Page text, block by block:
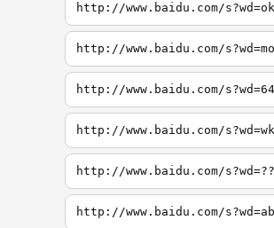
http://www.baidu.com/s?wd=ok
http://www.baidu.com/s?wd=mo
http://www.baidu.com/s?wd=64
http://www.baidu.com/s?wd=wk
http://www.baidu.com/s?wd=??
http://www.baidu.com/s?wd=ab